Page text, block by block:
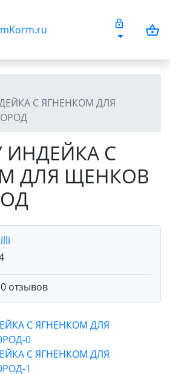
С ЯГНЕНКОМ ДЛЯ
ИНДЕЙКА С
ДЛЯ ЩЕНКОВ
0 отзывов